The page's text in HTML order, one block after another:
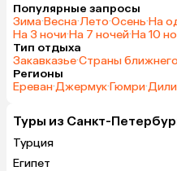
Популярные запросы
Зима·Весна·Лето·Осень·На
На 3 ночи·На 7 ночей·На 10
Тип отдыха
Закавказье·Страны
Регионы
Ереван·Джермук·Гюмри·
Туры из Санкт-
Турция
Египет